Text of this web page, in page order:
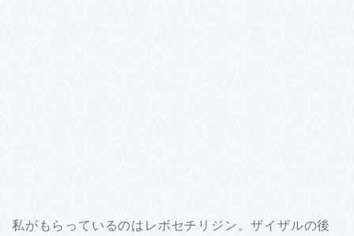
私がもらっているのはレボセチリジン。ザイザルの後